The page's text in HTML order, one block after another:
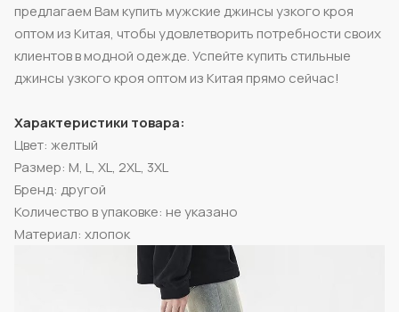
предлагаем Вам купить мужские джинсы узкого кроя
оптом из Китая, чтобы удовлетворить потребности своих
клиентов в модной одежде. Успейте купить стильные
джинсы узкого кроя оптом из Китая прямо сейчас!
Характеристики товара:
Цвет: желтый
Размер: M, L, XL, 2XL, 3XL
Бренд: другой
Количество в упаковке: не указано
Материал: хлопок